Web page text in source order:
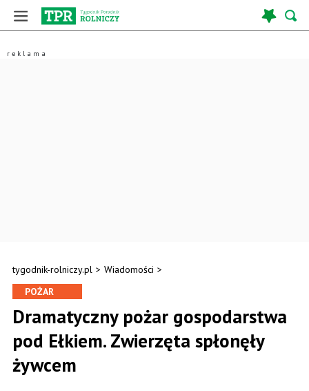
tygodnik-rolniczy.pl > Wiadomości >
POŻAR
Dramatyczny pożar gospodarstwa
pod Ełkiem. Zwierzęta spłonęły
żywcem